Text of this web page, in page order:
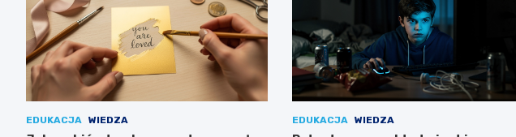
EDUKACJA WIEDZA EDUKACJA WIEDZA